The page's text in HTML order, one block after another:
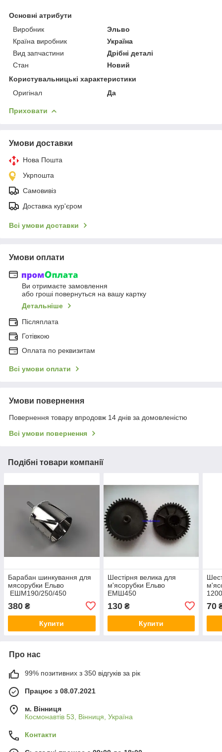
Основні атрибути
Виробник
Эльво
Країна виробник
Україна
Вид запчастини
Дрібні деталі
Стан
Новий
Користувальницькі характеристики
Оригінал
Да
Приховати
Умови доставки
Нова Пошта
Укрпошта
Самовивіз
Доставка кур'єром
Всі умови доставки
Умови оплати
Ви отримаєте замовлення
або гроші повернуться на вашу картку
Детальніше
Післяплата
Готівкою
Оплата по реквизитам
Всі умови оплати
Умови повернення
Повернення товару впродовж 14 днів за домовленістю
Всі умови повернення
Подібні товари компанії
Барабан шинкування для
мясорубки Ельво
ЕШМ190/250/450
380 ₴
Купити
Шестірня велика для
м'ясорубки Ельво
ЕМШ450
130₴
Купити
70
Про нас
99% позитивних з 350 відгуків за рік
Працює з 08.07.2021
м. Вінниця
Космонавтів 53, Вінниця, Україна
Контакти